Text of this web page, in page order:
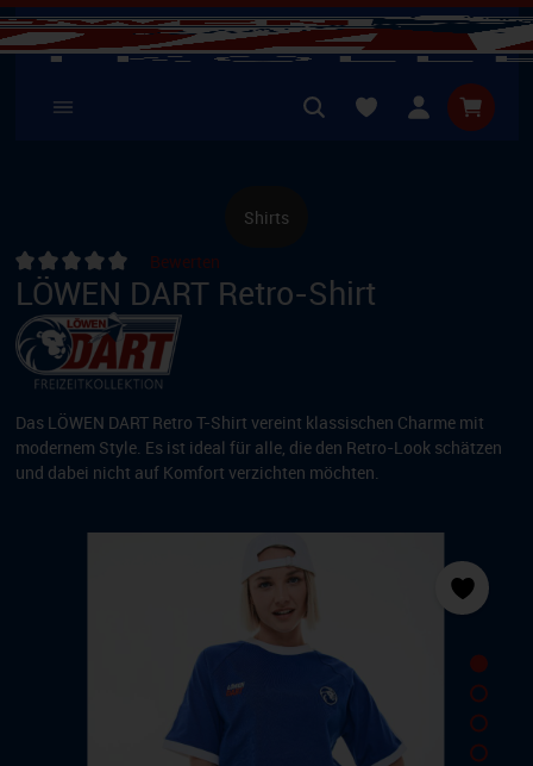
springen
Shirts
Durchschnittliche Bewertung von 0 von 5 Sternen
Bewerten
LÖWEN DART Retro-Shirt
Das LÖWEN DART Retro T-Shirt vereint klassischen Charme mit
modernem Style. Es ist ideal für alle, die den Retro-Look schätzen
und dabei nicht auf Komfort verzichten möchten.